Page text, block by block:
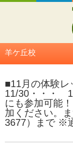
羊ケ丘校
■11月の体験
11/30・・・
にも参加可能
加ください。
3677）まで ※